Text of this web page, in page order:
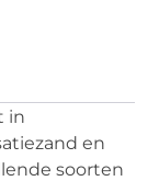
in
en
soorten